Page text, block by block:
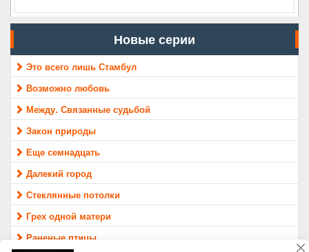
Новые серии
Это всего лишь Стамбул
Возможно любовь
Между. Связанные судьбой
Закон природы
Еще семнадцать
Далекий город
Стеклянные потолки
Грех одной матери
Раненые птицы